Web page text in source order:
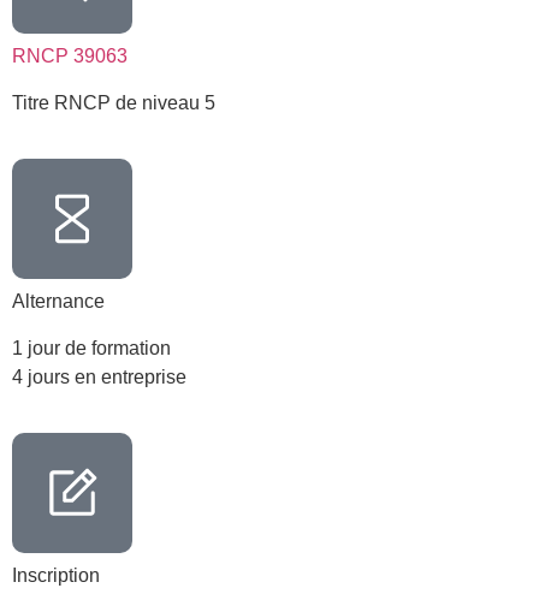
RNCP 39063
Titre RNCP de niveau 5
Alternance
1 jour de formation
4 jours en entreprise
Inscription